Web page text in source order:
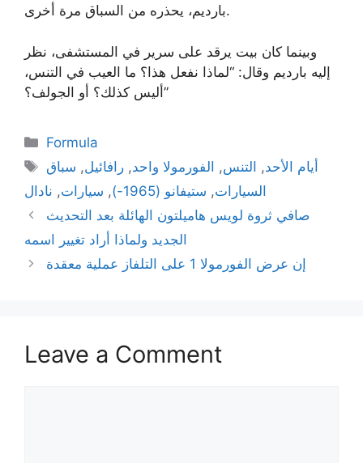
بارديم، يحذره من السباق مرة أخرى.
وبينما كان بيت يرقد على سرير في المستشفى، نظر
إليه بارديم وقال: “لماذا نفعل هذا؟ ما العيب في التنس،
أليس كذلك؟ أو الجولف؟”
Categories
Formula
Tags
أيام الأحد, التنس, الفورمولا واحد, رافائيل, سباق
السيارات, ستيفانو (1965-) , سيارات, نادال
صافي ثروة لويس هاميلتون الهائلة بعد التحديث
الجديد ولماذا أراد تغيير اسمه
إن عرض الفورمولا 1 على التلفاز عملية معقدة
Leave a Comment